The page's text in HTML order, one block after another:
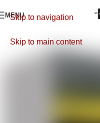
Skip to navigation
Skip to main content
MENU